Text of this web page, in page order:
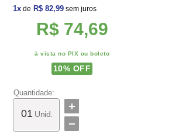
1x de R$ 82,99 sem juros
R$ 74,69
à vista no PIX ou boleto
10% OFF
Quantidade:
Unid.